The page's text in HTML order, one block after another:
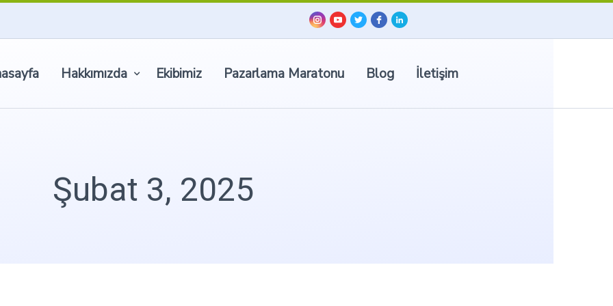
Hakkımızda Ekibimiz Pazarlama Maratonu Blog İletişim
Şubat 3, 2025